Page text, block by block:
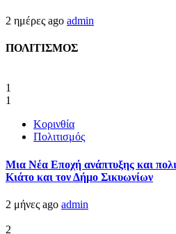
2 ημέρες ago admin
ΠΟΛΙΤΙΣΜΟΣ
1
1
Κορινθία
Πολιτισμός
Μια Νέα Εποχή ανάπτυξης και
Κιάτο και τον Δήμο Σικυωνίων
2 μήνες ago admin
2